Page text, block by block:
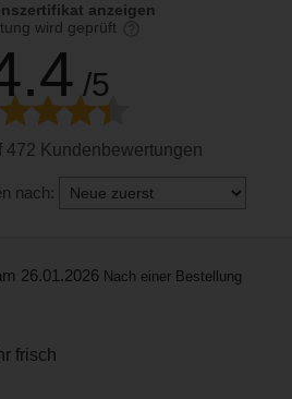
anzeigen
wird geprüft
/5
472 Kundenbewertungen
nach:
26.01.2026 Nach einer Bestellung
frisch